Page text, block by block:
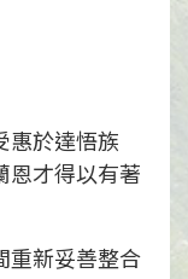
惠於達悟族
恩才得以有著
重新妥善整合